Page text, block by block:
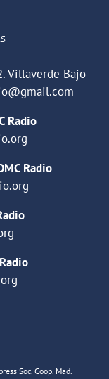
Villaverde Bajo
Radio
Radio
Soc. Coop. Mad.